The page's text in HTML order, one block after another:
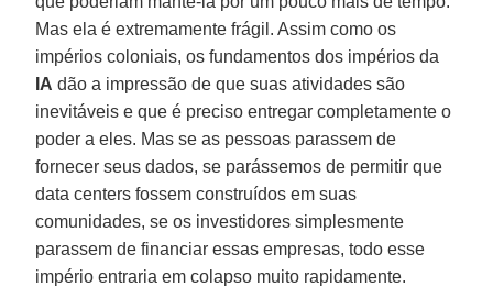
Mas ela é extremamente frágil. Assim como os
impérios coloniais, os fundamentos dos impérios da
IA dão a impressão de que suas atividades são
inevitáveis e que é preciso entregar completamente o
poder a eles. Mas se as pessoas parassem de
fornecer seus dados, se parássemos de permitir que
data centers fossem construídos em suas
comunidades, se os investidores simplesmente
parassem de financiar essas empresas, todo esse
império entraria em colapso muito rapidamente.